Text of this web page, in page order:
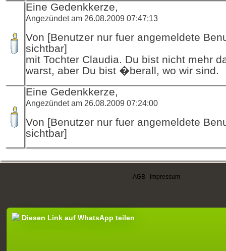
Eine Gedenkkerze,
Angezündet am 26.08.2009 07:47:13
Von [Benutzer nur fuer angemeldete
sichtbar]
mit Tochter Claudia. Du bist nicht mehr
warst, aber Du bist �berall, wo wir sind.
Eine Gedenkkerze,
Angezündet am 26.08.2009 07:24:00
Von [Benutzer nur fuer angemeldete
sichtbar]
AGB Impressum
Diesen Link auf WhatsApp teilen